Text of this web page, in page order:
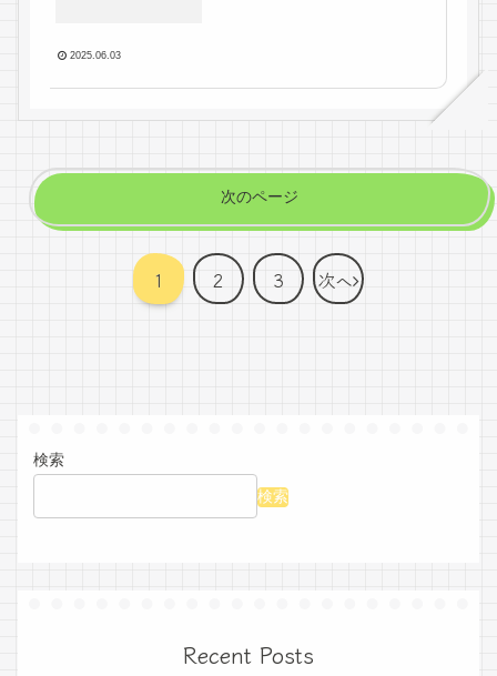
2025.06.03
次のページ
1 2 3 次へ
検索
検索
Recent Posts